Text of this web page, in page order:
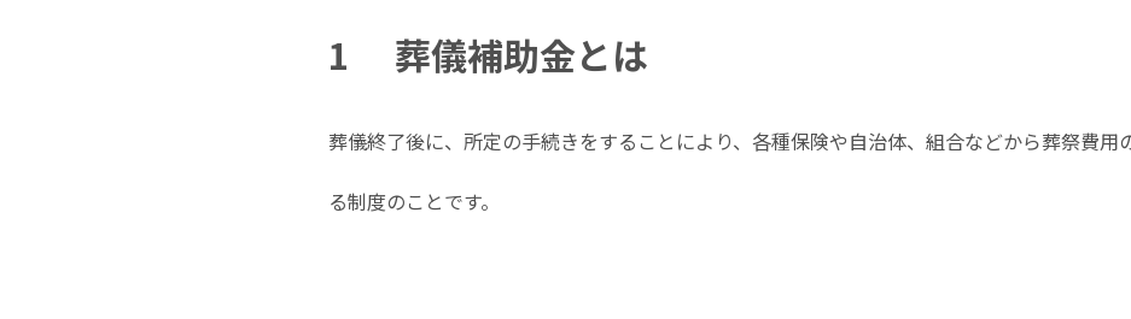
1 葬儀補助金とは
葬儀終了後に、所定の手続きをすることにより、各種保険や自治体、組合などから葬祭費用
る制度のことです。